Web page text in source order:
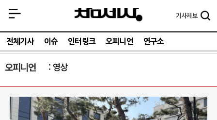
기사제보
전체기사 이슈 인터링크 오피니언 연구소
오피니언 영상